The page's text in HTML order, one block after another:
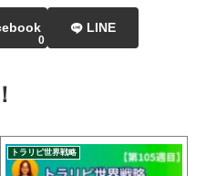
0
LINE
トラリピ世界戦略